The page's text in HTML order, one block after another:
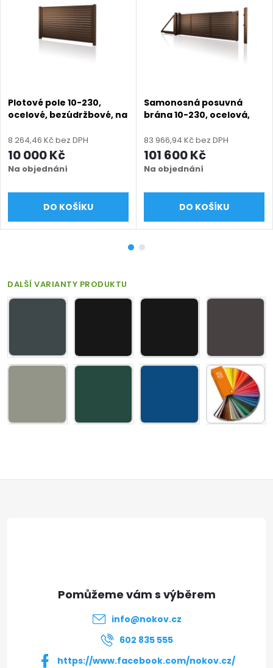
Plotové pole 10-230,
ocelové, bezúdržbové, na
mm, výška 800–1900 mm)
mm), hnědá RAL 8014
matná
8 264,46 Kč bez DPH
10 000 Kč
Na objednání
DO KOŠÍKU
Samonosná posuvná
brána 10-230, ocelová,
(šířka 2400 - 6000 mm,
výška 1000 - 1900 mm),
hnědá RAL 8014 matná
83 966,94 Kč bez DPH
101 600 Kč
Na objednání
DO KOŠÍKU
info@nokov.cz
602 835 555
https://www.facebook.com/nokov.cz/